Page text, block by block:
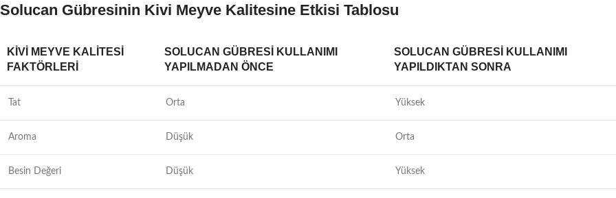
Solucan Gübresinin Kivi Meyve Kalitesine Etkisi Tablosu
KIVI MEYVE KALITESI
FAKTÖRLERI
SOLUCAN GÜBRESI KULLANIMI
YAPILMADAN ÖNCE
SOLUCAN GÜBRESI KULLANIMI
YAPILDIKTAN SONRA
Tat Orta Yüksek
Aroma Düşük Orta
Besin Değeri Düşük Yüksek